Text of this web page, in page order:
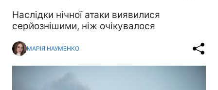
Наслідки нічної атаки виявилися
серйознішими, ніж очікувалося
МАРІЯ НАУМЕНКО